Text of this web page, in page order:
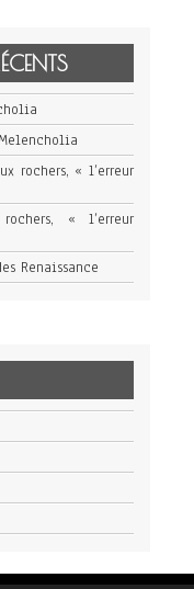
rochers, « l’erreur
« l’erreur
Renaissance